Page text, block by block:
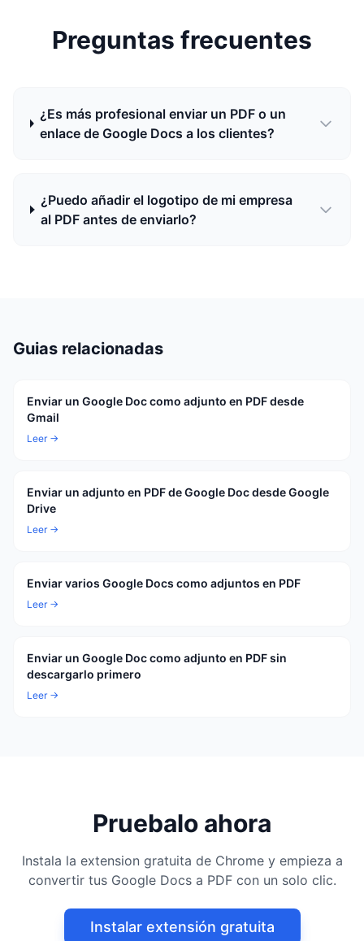
Preguntas frecuentes
¿Es más profesional enviar un PDF o un
enlace de Google Docs a los clientes?
¿Puedo añadir el logotipo de mi empresa
al PDF antes de enviarlo?
Guias relacionadas
Enviar un Google Doc como adjunto en PDF desde
Gmail
Leer →
Enviar un adjunto en PDF de Google Doc desde Google
Drive
Leer →
Enviar varios Google Docs como adjuntos en PDF
Leer →
Enviar un Google Doc como adjunto en PDF sin
descargarlo primero
Leer →
Pruebalo ahora
Instala la extension gratuita de Chrome y empieza a
convertir tus Google Docs a PDF con un solo clic.
Instalar extensión gratuita